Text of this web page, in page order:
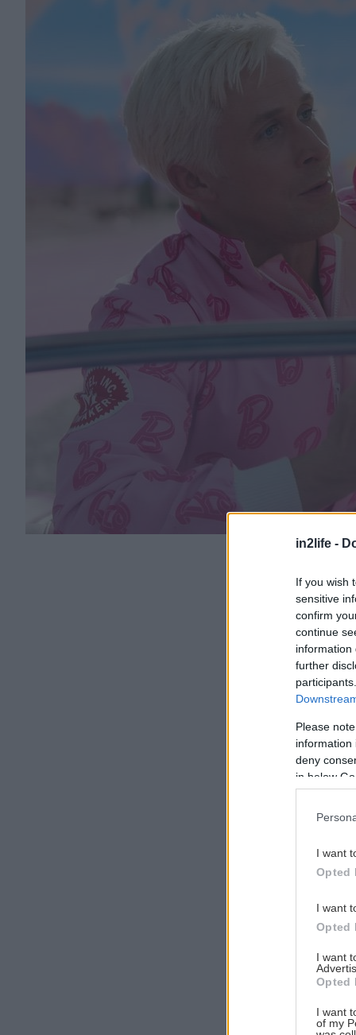
in2life -
If you wish
sensitive
confirm
continue
information
further
Please
information
deny
in below
I want
Opted
I want
Opted
I want
Opted
I want
of my